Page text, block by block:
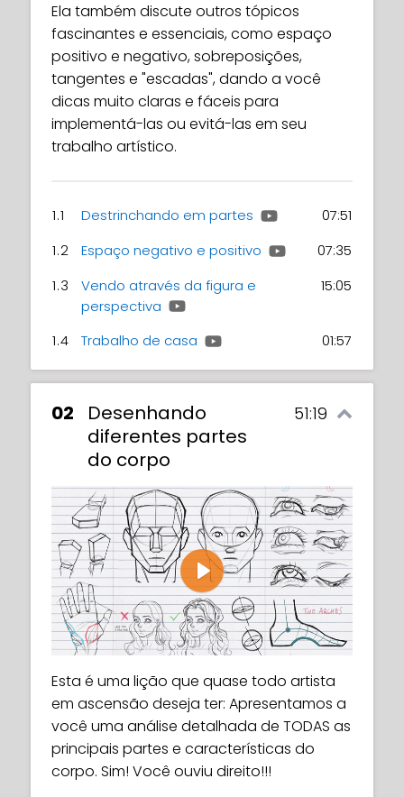
Ela também discute outros tópicos
fascinantes e essenciais, como espaço
positivo e negativo, sobreposições,
tangentes e "escadas", dando a você
dicas muito claras e fáceis para
implementá-las ou evitá-las em seu
trabalho artístico.
1.1 Destrinchando em partes
07:51
1.2
Espaço negativo e positivo
07:35
1.3
Vendo através da figura e
perspectiva
15:05
1.4 Trabalho de casa 01:57
02
Desenhando
diferentes partes
do corpo
51:19
Play
Esta é uma lição que quase todo artista
em ascensão deseja ter: Apresentamos a
você uma análise detalhada de TODAS as
principais partes e características do
corpo. Sim! Você ouviu direito!!!